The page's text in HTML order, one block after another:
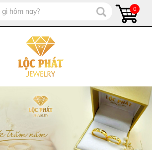
0